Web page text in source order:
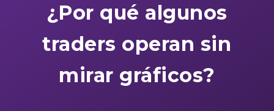
¿Por qué algunos
traders operan sin
mirar gráficos?